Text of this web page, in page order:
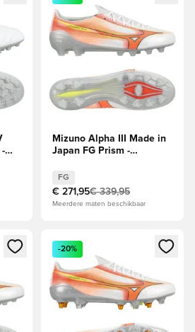
-
Mizuno Alpha III Made in
Japan FG Prism -
FG
€ 271,95€ 339,95
Meerdere maten beschikbaar
in te loggen of je aan te melden als
Opent een venster om in te
-20%